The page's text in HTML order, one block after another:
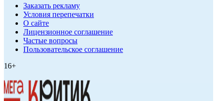
Заказать рекламу
Условия перепечатки
О сайте
Лицензионное соглашение
Частые вопросы
Пользовательское соглашение
16+